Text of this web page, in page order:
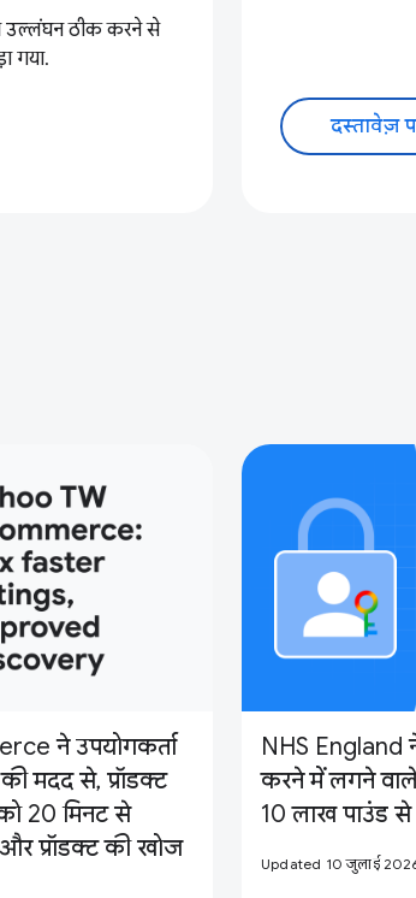
उल्लंघन ठीक करने से
गया.
दस्तावेज़
ने उपयोगकर्ता
मदद से, प्रॉडक्ट
20 मिनट से
प्रॉडक्ट की खोज
NHS England
करने में लगने
10 लाख पाउंड
Updated 10 जुलाई